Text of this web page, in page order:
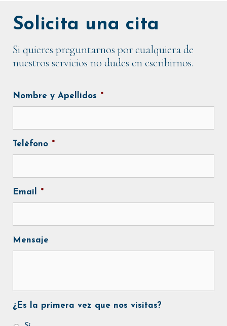
Solicita una cita
Si quieres preguntarnos por cualquiera de
nuestros servicios no dudes en escribirnos.
Nombre y Apellidos *
Teléfono *
Email *
Mensaje
¿Es la primera vez que nos visitas?